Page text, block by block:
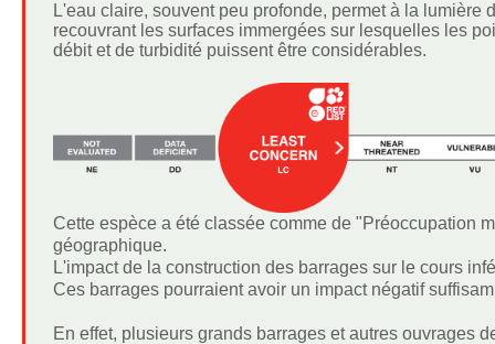
L'eau claire, souvent peu profonde, permet à la
recouvrant les surfaces immergées sur lesquelles les
débit et de turbidité puissent être considérables.
Cette espèce a été classée comme de "Préoccupation
géographique.
L'impact de la construction des barrages sur le cours
Ces barrages pourraient avoir un impact négatif
En effet, plusieurs grands barrages et autres ouvrages